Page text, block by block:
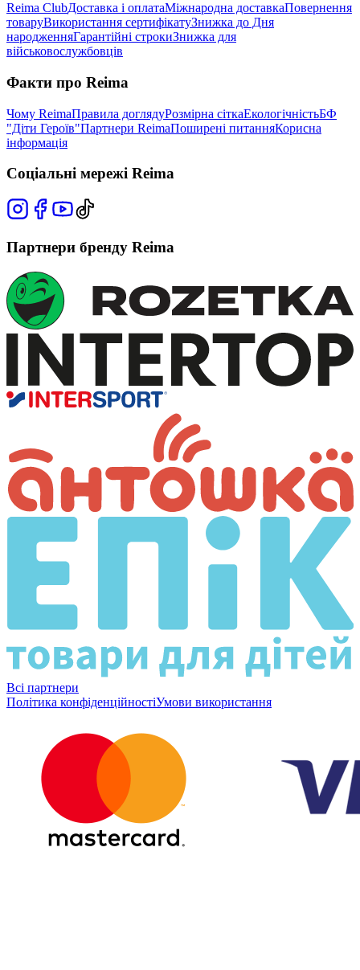
Reima ClubДоставка і оплатаМіжнародна доставкаПовернення
товаруВикористання сертифікатуЗнижка до Дня
народженняГарантійні строкиЗнижка для
військовослужбовців
Факти про Reima
Чому ReimaПравила доглядуРозмірна сіткаЕкологічністьБФ
"Діти Героїв"Партнери ReimaПоширені питанняКорисна
інформація
Соціальні мережі Reima
Партнери бренду Reima
Всі партнери
Політика конфіденційностіУмови використання